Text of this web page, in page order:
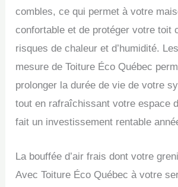
combles, ce qui permet à votre
confortable et de protéger votre toit
risques de chaleur et d’humidité.
mesure de Toiture Éco Québec
prolonger la durée de vie de votre
tout en rafraîchissant votre espace
fait un investissement rentable
La bouffée d’air frais dont votre
Avec Toiture Éco Québec à votre